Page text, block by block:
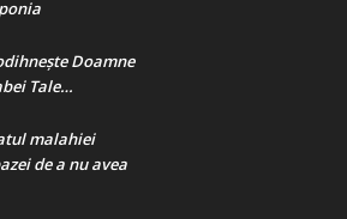
Doamne
Tale…
malahiei
de a nu avea